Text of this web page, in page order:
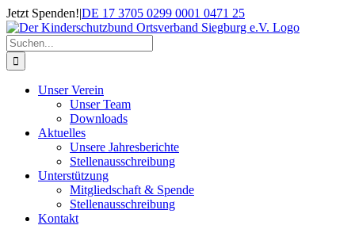
Zum
Inhalt
springen
Jetzt Spenden!|DE 17 3705 0299 0001 0471 25
Suche
nach:
Unser Verein
Unser Team
Downloads
Aktuelles
Unsere Jahresberichte
Stellenausschreibung
Unterstützung
Mitgliedschaft & Spende
Stellenausschreibung
Kontakt